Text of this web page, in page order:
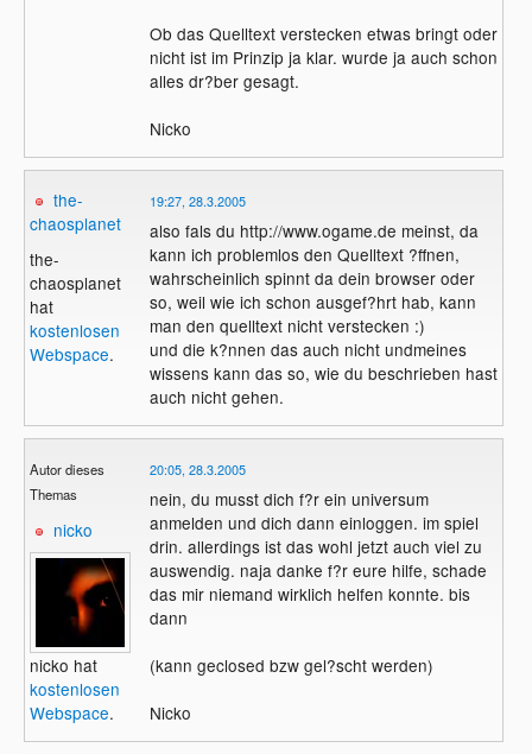
Ob das Quelltext verstecken etwas bringt oder
nicht ist im Prinzip ja klar. wurde ja auch schon
alles dr?ber gesagt.
Nicko
the-
chaosplanet
the-
chaosplanet
hat
kostenlosen
Webspace.
19:27, 28.3.2005
also fals du http://www.ogame.de meinst, da
kann ich problemlos den Quelltext ?ffnen,
wahrscheinlich spinnt da dein browser oder
so, weil wie ich schon ausgef?hrt hab, kann
man den quelltext nicht verstecken :)
und die k?nnen das auch nicht undmeines
wissens kann das so, wie du beschrieben hast
auch nicht gehen.
Autor dieses
Themas
nicko
nicko hat
kostenlosen
Webspace.
20:05, 28.3.2005
nein, du musst dich f?r ein universum
anmelden und dich dann einloggen. im spiel
drin. allerdings ist das wohl jetzt auch viel zu
auswendig. naja danke f?r eure hilfe, schade
das mir niemand wirklich helfen konnte. bis
dann
(kann geclosed bzw gel?scht werden)
Nicko